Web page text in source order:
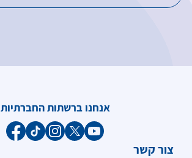
צור קשר
אנחנו ברשתות החברתיות